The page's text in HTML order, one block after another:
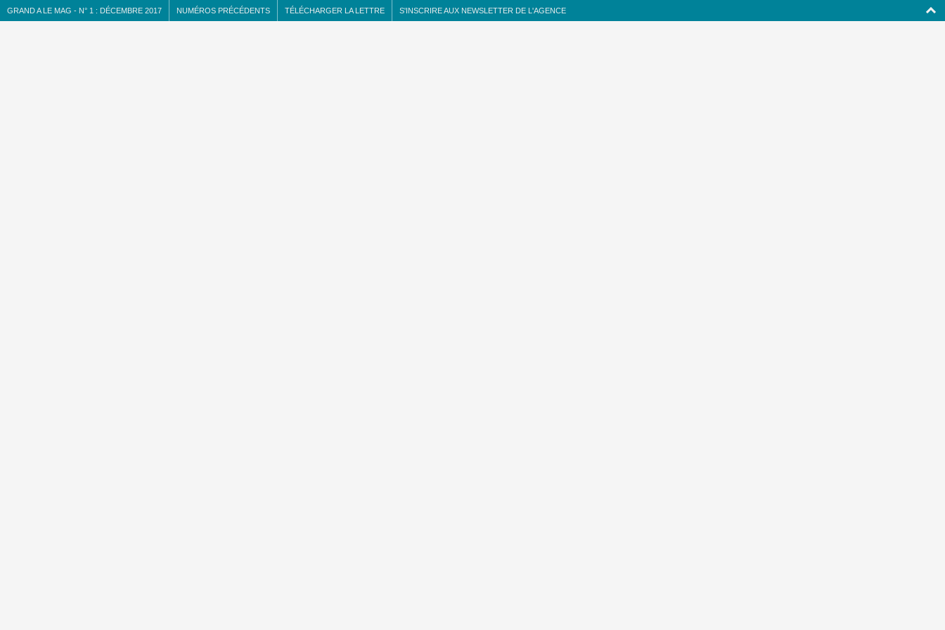
GRAND A LE MAG - N° 1 : DÉCEMBRE 2017 NUMÉROS PRÉCÉDENTS TÉLÉCHARGER LA LETTRE S'INSCRIRE AUX NEWSLETTER DE L'AGENCE